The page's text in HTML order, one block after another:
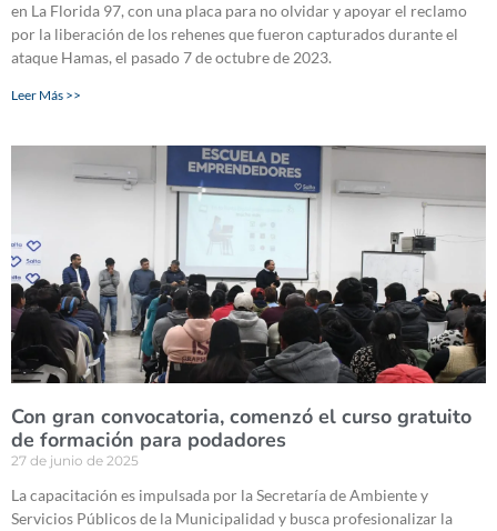
en La Florida 97, con una placa para no olvidar y apoyar el reclamo
por la liberación de los rehenes que fueron capturados durante el
ataque Hamas, el pasado 7 de octubre de 2023.
Leer Más >>
Con gran convocatoria, comenzó el curso gratuito
de formación para podadores
27 de junio de 2025
La capacitación es impulsada por la Secretaría de Ambiente y
Servicios Públicos de la Municipalidad y busca profesionalizar la